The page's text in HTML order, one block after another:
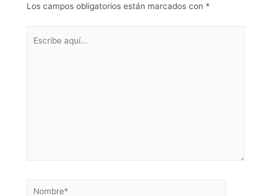
Los campos obligatorios están marcados con *